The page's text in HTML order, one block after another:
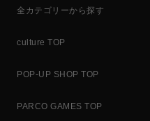
全カテゴリーから探す
culture TOP
POP-UP SHOP TOP
PARCO GAMES TOP